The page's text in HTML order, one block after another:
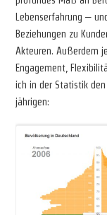
Lebenserfahrung –
Beziehungen zu
Akteuren. Außerdem
Engagement,
ich in der Statistik
jährigen: